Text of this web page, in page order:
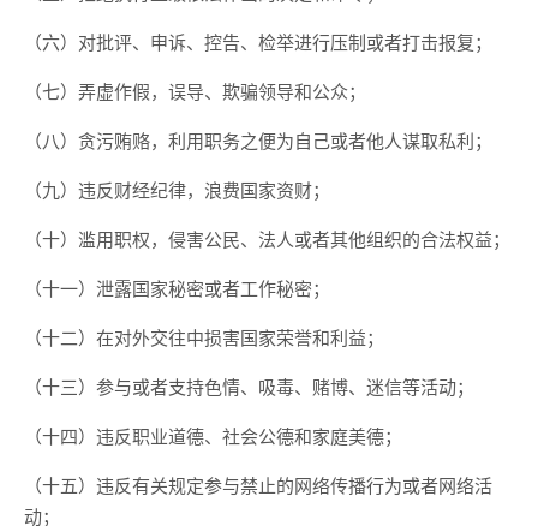
（六）对批评、申诉、控告、检举进行压制或者打击报复；
（七）弄虚作假，误导、欺骗领导和公众；
（八）贪污贿赂，利用职务之便为自己或者他人谋取私利；
（九）违反财经纪律，浪费国家资财；
（十）滥用职权，侵害公民、法人或者其他组织的合法权益；
（十一）泄露国家秘密或者工作秘密；
（十二）在对外交往中损害国家荣誉和利益；
（十三）参与或者支持色情、吸毒、赌博、迷信等活动；
（十四）违反职业道德、社会公德和家庭美德；
（十五）违反有关规定参与禁止的网络传播行为或者网络活
动；